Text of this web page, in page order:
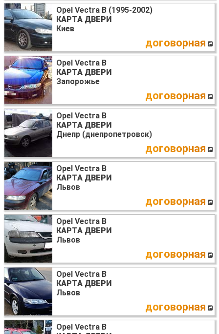
Opel Vectra B (1995-2002)
КАРТА ДВЕРИ
Киев
договорная
Opel Vectra B
КАРТА ДВЕРИ
Запорожье
договорная
Opel Vectra B
КАРТА ДВЕРИ
Днепр (днепропетровск)
договорная
Opel Vectra B
КАРТА ДВЕРИ
Львов
договорная
Opel Vectra B
КАРТА ДВЕРИ
Львов
договорная
Opel Vectra B
КАРТА ДВЕРИ
Львов
договорная
Opel Vectra B